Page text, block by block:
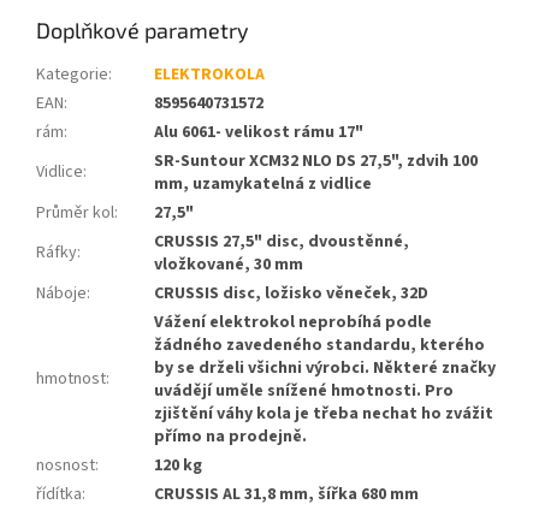
Doplňkové parametry
Kategorie:
ELEKTROKOLA
EAN:
8595640731572
rám:
Alu 6061- velikost rámu 17"
Vidlice:
SR-Suntour XCM32 NLO DS 27,5", zdvih 100
mm, uzamykatelná z vidlice
Průměr kol:
27,5"
Ráfky:
CRUSSIS 27,5" disc, dvoustěnné,
vložkované, 30 mm
Náboje: CRUSSIS disc, ložisko věneček, 32D
hmotnost:
Vážení elektrokol neprobíhá podle
žádného zavedeného standardu, kterého
by se drželi všichni výrobci. Některé značky
uvádějí uměle snížené hmotnosti. Pro
zjištění váhy kola je třeba nechat ho zvážit
přímo na prodejně.
nosnost:
120 kg
řídítka:
CRUSSIS AL 31,8 mm, šířka 680 mm